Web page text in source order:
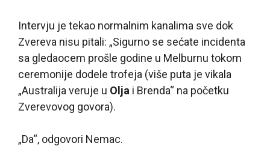
Intervju je tekao normalnim kanalima sve dok
Zvereva nisu pitali: „Sigurno se sećate incidenta
sa gledaocem prošle godine u Melburnu tokom
ceremonije dodele trofeja (više puta je vikala
„Australija veruje u Olja i Brenda“ na početku
Zverevovog govora).
„Da“, odgovori Nemac.